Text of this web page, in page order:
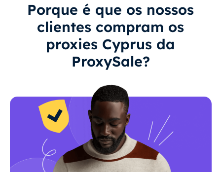
Porque é que os nossos
clientes compram os
proxies Cyprus da
ProxySale?